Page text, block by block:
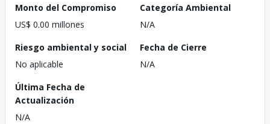
Monto del Compromiso
US$ 0.00 millones
Categoría Ambiental
N/A
Riesgo ambiental y social
No aplicable
Fecha de Cierre
N/A
Última Fecha de
Actualización
N/A